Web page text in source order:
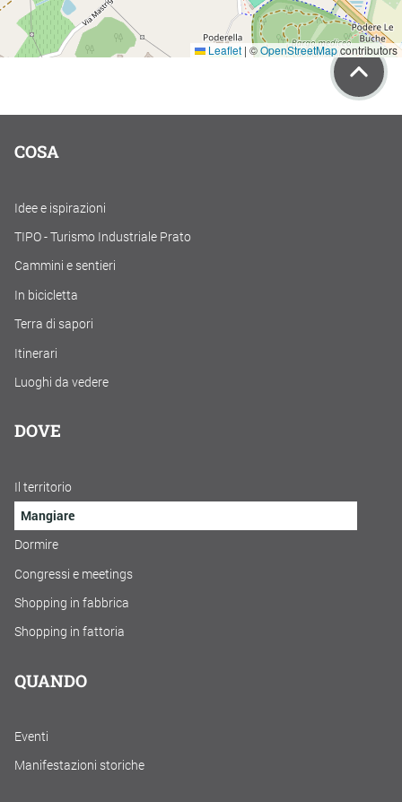
Leaflet | ©OpenStreetMapcontributors
COSA
Idee e ispirazioni
TIPO - Turismo Industriale Prato
Cammini e sentieri
In bicicletta
Terra di sapori
Itinerari
Luoghi da vedere
DOVE
Il territorio
Mangiare
Dormire
Congressi e meetings
Shopping in fabbrica
Shopping in fattoria
QUANDO
Eventi
Manifestazioni storiche